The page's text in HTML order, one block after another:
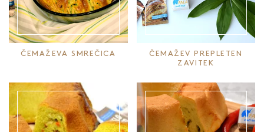
ČEMAŽEVA SMREČICA
ČEMAŽEV PREPLETEN
ZAVITEK